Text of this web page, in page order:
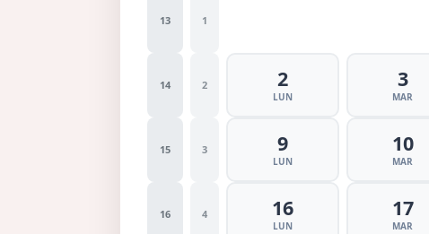
13 1
14 2 2
LUN
3
MAR
15 3 9
LUN
10
MAR
16 4 16
LUN
17
MAR